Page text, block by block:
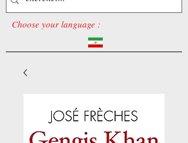
Choose your language :